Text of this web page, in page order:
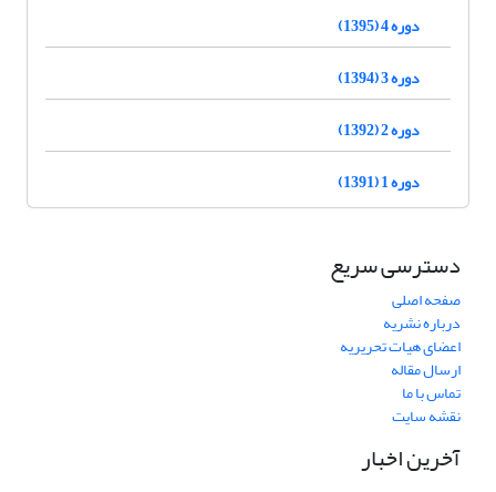
دوره 4 (1395)
دوره 3 (1394)
دوره 2 (1392)
دوره 1 (1391)
دسترسی سریع
صفحه اصلی
درباره نشریه
اعضای هیات تحریریه
ارسال مقاله
تماس با ما
نقشه سایت
آخرین اخبار